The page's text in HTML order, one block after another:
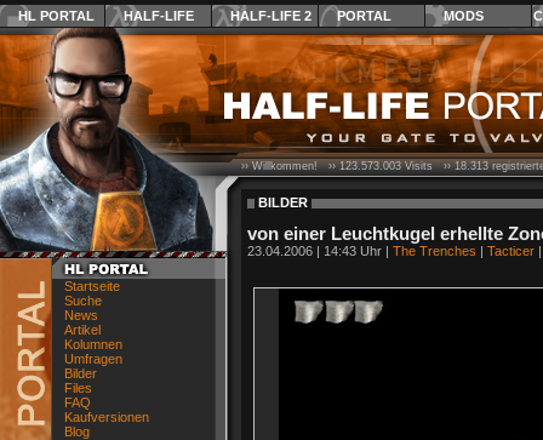
HL PORTAL HALF-LIFE HALF-LIFE 2 PORTAL MODS
Startseite
Suche
News
Artikel
Kolumnen
Umfragen
Bilder
Files
FAQ
Kaufversionen
Blog
›› Willkommen! ››123.573.003Visits ››18.313
BILDER
von einer Leuchtkugel erhellte
23.04.2006 | 14:43 Uhr | The Trenches | Tacticer